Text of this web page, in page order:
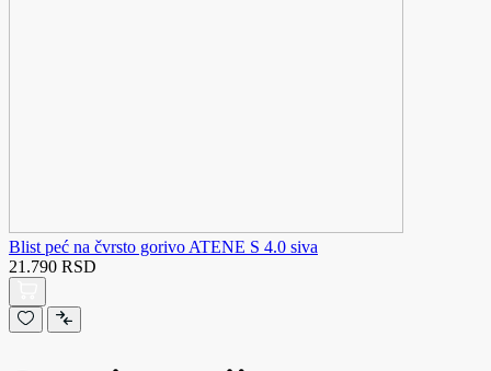
Blist peć na čvrsto gorivo ATENE S 4.0 siva
21.790 RSD